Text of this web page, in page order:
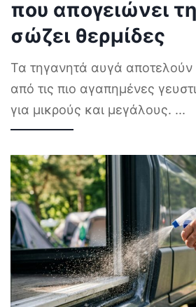
που απογειώνει
σώζει θερμίδες
Τα τηγανητά αυγά αποτελούν
από τις πιο αγαπημένες
για μικρούς και μεγάλους. ...